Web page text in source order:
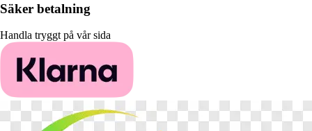
Säker betalning
Handla tryggt på vår sida